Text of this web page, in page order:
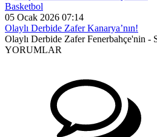
Basketbol
05 Ocak 2026 07:14
Olaylı Derbide Zafer Kanarya’nın!
Olaylı Derbide Zafer Fenerbahçe'nin -
YORUMLAR